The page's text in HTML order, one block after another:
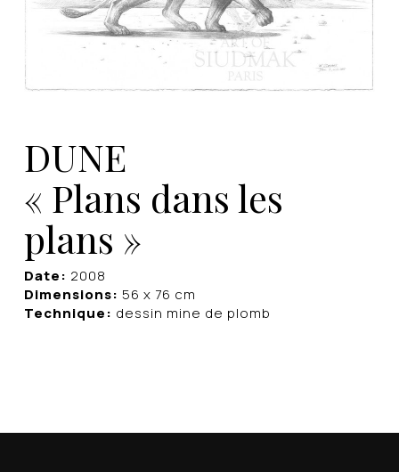
DUNE
« Plans dans les
plans »
Date: 2008
Dimensions: 56 x 76 cm
Technique: dessin mine de plomb